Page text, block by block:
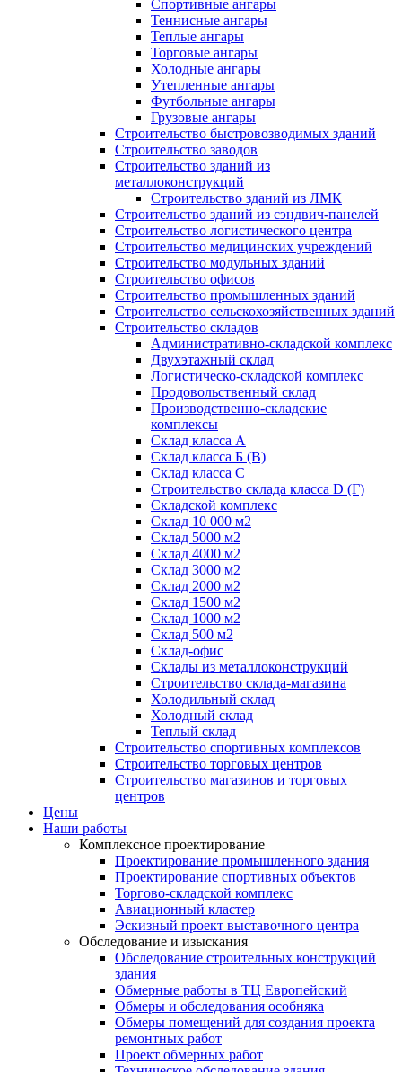
Спортивные ангары
Теннисные ангары
Теплые ангары
Торговые ангары
Холодные ангары
Утепленные ангары
Футбольные ангары
Грузовые ангары
Строительство быстровозводимых зданий
Строительство заводов
Строительство зданий из
металлоконструкций
Строительство зданий из ЛМК
Строительство зданий из сэндвич-панелей
Строительство логистического центра
Строительство медицинских учреждений
Строительство модульных зданий
Строительство офисов
Строительство промышленных зданий
Строительство сельскохозяйственных зданий
Строительство складов
Административно-складской комплекс
Двухэтажный склад
Логистическо-складской комплекс
Продовольственный склад
Производственно-складские
комплексы
Склад класса А
Склад класса Б (B)
Склад класса С
Строительство склада класса D (Г)
Складской комплекс
Склад 10 000 м2
Склад 5000 м2
Склад 4000 м2
Склад 3000 м2
Склад 2000 м2
Склад 1500 м2
Склад 1000 м2
Склад 500 м2
Склад-офис
Склады из металлоконструкций
Строительство склада-магазина
Холодильный склад
Холодный склад
Теплый склад
Строительство спортивных комплексов
Строительство торговых центров
Строительство магазинов и торговых
центров
Цены
Наши работы
Комплексное проектирование
Проектирование промышленного здания
Проектирование спортивных объектов
Торгово-складской комплекс
Авиационный кластер
Эскизный проект выставочного центра
Обследование и изыскания
Обследование строительных конструкций
здания
Обмерные работы в ТЦ Европейский
Обмеры и обследования особняка
Обмеры помещений для создания проекта
ремонтных работ
Проект обмерных работ